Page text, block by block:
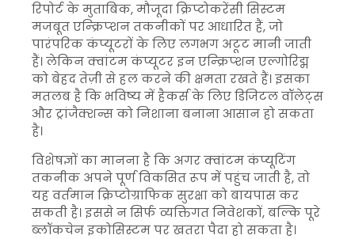
रिपोर्ट के मुताबिक, मौजूदा क्रिप्टोकरेंसी सिस्टम
मजबूत एन्क्रिप्शन तकनीकों पर आधारित हैं, जो
पारंपरिक कंप्यूटरों के लिए लगभग अटूट मानी जाती
हैं। लेकिन क्वांटम कंप्यूटर इन एन्क्रिप्शन एल्गोरिद्म
को बेहद तेज़ी से हल करने की क्षमता रखते हैं। इसका
मतलब है कि भविष्य में हैकर्स के लिए डिजिटल वॉलेट्स
और ट्रांजैक्शन्स को निशाना बनाना आसान हो सकता
है।
विशेषज्ञों का मानना है कि अगर क्वांटम कंप्यूटिंग
तकनीक अपने पूर्ण विकसित रूप में पहुंच जाती है, तो
यह वर्तमान क्रिप्टोग्राफिक सुरक्षा को बायपास कर
सकती है। इससे न सिर्फ व्यक्तिगत निवेशकों, बल्कि पूरे
ब्लॉकचेन इकोसिस्टम पर खतरा पैदा हो सकता है।